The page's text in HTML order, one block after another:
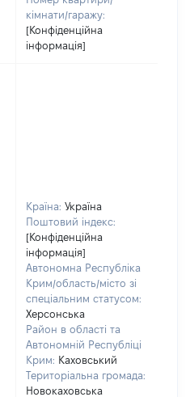
кімнати/гаражу:
[Конфіденційна
інформація]
Країна: Україна
Поштовий індекс:
[Конфіденційна
інформація]
Автономна Республіка
Крим/область/місто зі
спеціальним статусом:
Херсонська
Район в області та
Автономній Республіці
Крим: Каховський
Територіальна громада:
Новокаховська